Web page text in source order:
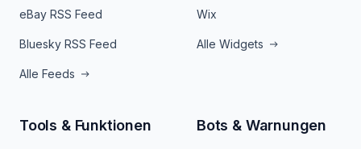
eBay RSS Feed
Bluesky RSS Feed
Alle Feeds
Wix
Alle Widgets
Tools & Funktionen Bots & Warnungen